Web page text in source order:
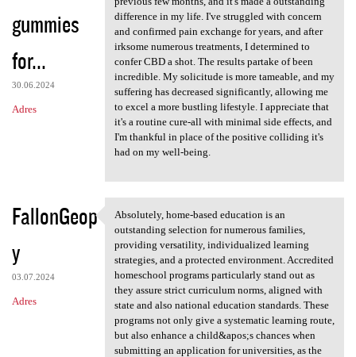
m
e
n
t
a
gummies
for...
30.06.2024
Adres
difference in my life. I've struggled with concern
and confirmed pain exchange for years, and after
irksome numerous treatments, I determined to
confer CBD a shot. The results partake of been
incredible. My solicitude is more tameable, and my
suffering has decreased significantly, allowing me
to excel a more bustling lifestyle. I appreciate that
it's a routine cure-all with minimal side effects, and
I'm thankful in place of the positive colliding it's
had on my well-being.
FallonGeop
y
03.07.2024
Adres
Absolutely, home-based
Absolutely, home-based education is an
outstanding selection for numerous families,
providing versatility, individualized learning
strategies, and a protected environment. Accredited
homeschool programs particularly stand out as
they assure strict curriculum norms, aligned with
state and also national education standards. These
programs not only give a systematic learning route,
but also enhance a child&apos;s chances when
submitting an application for universities, as the